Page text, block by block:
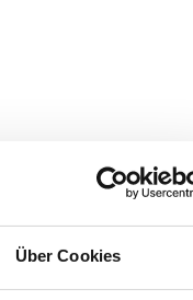
Über Cookies